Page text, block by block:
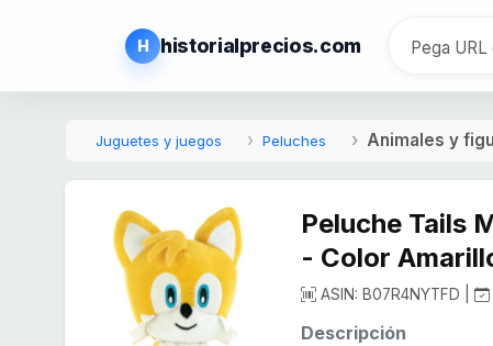
H historialprecios.com
Juguetes y juegos Peluches Animales y
Peluche Tails
- Color
ASIN: B07R4NYTFD |
Descripción